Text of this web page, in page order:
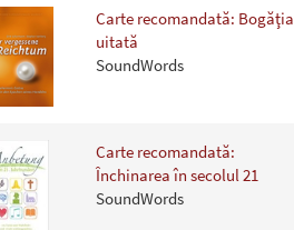
Carte recomandată: Bogăţia
uitată
SoundWords
Carte recomandată:
Închinarea în secolul 21
SoundWords